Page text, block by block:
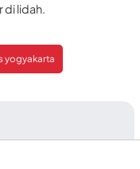
di lidah.
yogyakarta